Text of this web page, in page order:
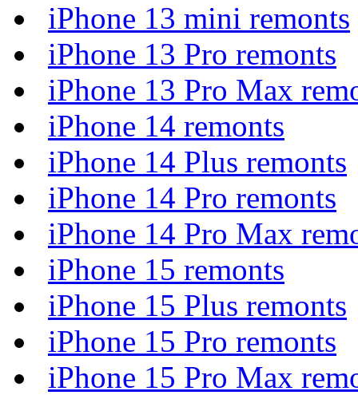
iPhone 13 mini remonts
iPhone 13 Pro remonts
iPhone 13 Pro Max
iPhone 14 remonts
iPhone 14 Plus remonts
iPhone 14 Pro remonts
iPhone 14 Pro Max
iPhone 15 remonts
iPhone 15 Plus remonts
iPhone 15 Pro remonts
iPhone 15 Pro Max